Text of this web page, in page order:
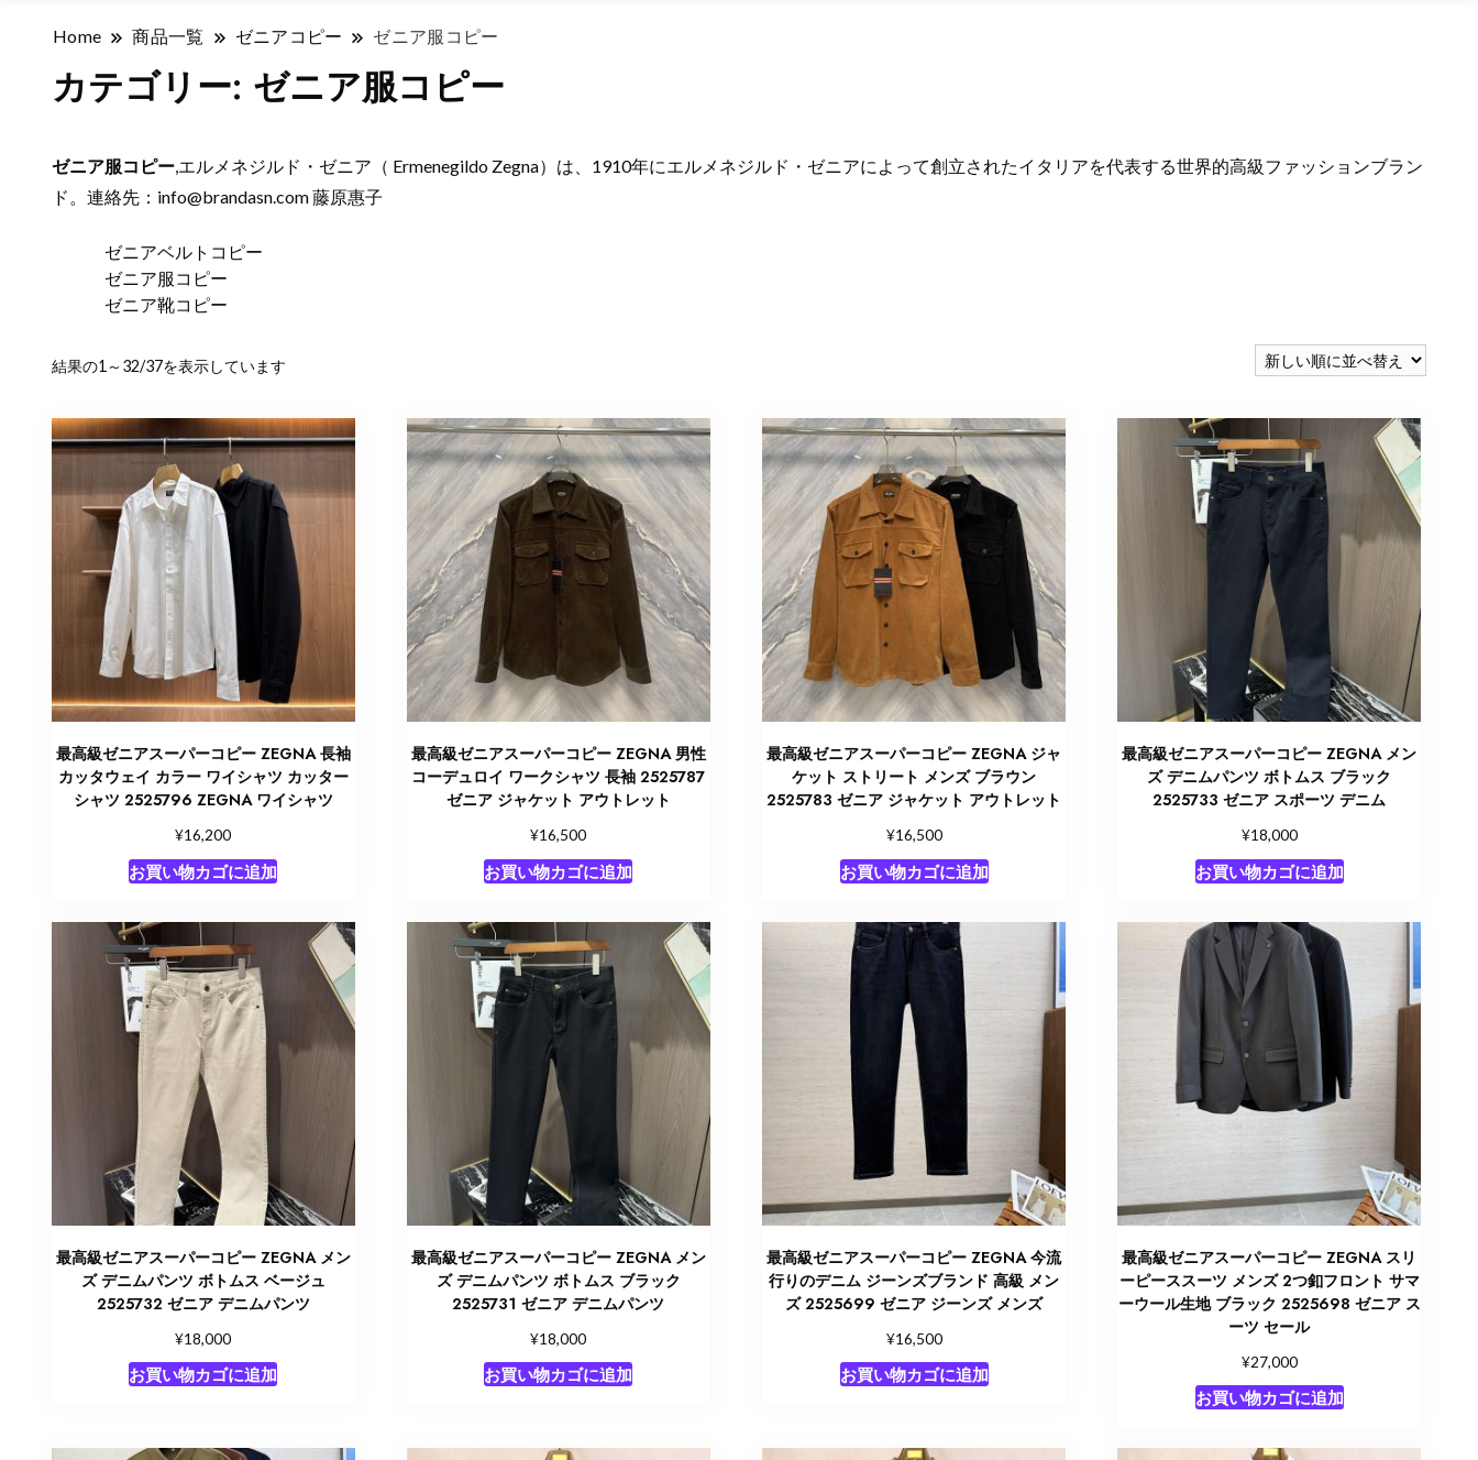
Home 商品一覧 ゼニアコピー ゼニア服コピー
カテゴリー: ゼニア服コピー
ゼニア服コピー,エルメネジルド・ゼニア（ Ermenegildo Zegna）は、1910年にエルメネジルド・ゼニアによって創立されたイタリアを代表する世界的高級ファッションブラン
ド。連絡先： info@brandasn.com藤原惠子
ゼニアベルトコピー
ゼニア服コピー
ゼニア靴コピー
結果の1～32/37を表示しています
い
順
最高級ゼニアスーパーコピー ZEGNA 長袖
カッタウェイ カラー ワイシャツ カッター
シャツ 2525796 ZEGNA ワイシャツ
¥16,200
お買い物カゴに追加
最高級ゼニアスーパーコピー ZEGNA 男性
コーデュロイ ワークシャツ 長袖 2525787
ゼニア ジャケット アウトレット
¥16,500
お買い物カゴに追加
最高級ゼニアスーパーコピー ZEGNA ジャ
ケット ストリート メンズ ブラウン
2525783 ゼニア ジャケット アウトレット
¥16,500
お買い物カゴに追加
最高級ゼニアスーパーコピー ZEGNA メン
ズ デニムパンツ ボトムス ブラック
2525733 ゼニア スポーツ デニム
¥18,000
お買い物カゴに追加
最高級ゼニアスーパーコピー ZEGNA メン
ズ デニムパンツ ボトムス ベージュ
2525732 ゼニア デニムパンツ
¥18,000
お買い物カゴに追加
最高級ゼニアスーパーコピー ZEGNA メン
ズ デニムパンツ ボトムス ブラック
2525731 ゼニア デニムパンツ
¥18,000
お買い物カゴに追加
最高級ゼニアスーパーコピー ZEGNA 今流
行りのデニム ジーンズブランド 高級 メン
ズ 2525699 ゼニア ジーンズ メンズ
¥16,500
お買い物カゴに追加
最高級ゼニアスーパーコピー ZEGNA スリ
ーピーススーツ メンズ 2つ釦フロント サマ
ーウール生地 ブラック 2525698 ゼニア ス
ーツ セール
¥27,000
お買い物カゴに追加